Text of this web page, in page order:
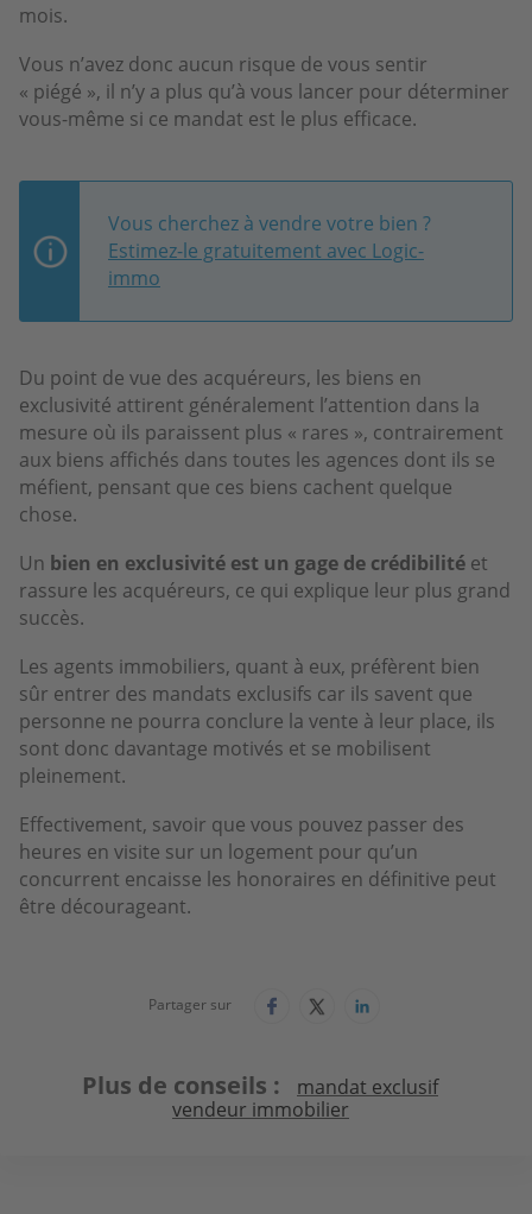
mois.
Vous n’avez donc aucun risque de vous sentir
« piégé », il n’y a plus qu’à vous lancer pour déterminer
vous-même si ce mandat est le plus efficace.
Vous cherchez à vendre votre bien ?
Estimez-le gratuitement avec Logic-
immo
Du point de vue des acquéreurs, les biens en
exclusivité attirent généralement l’attention dans la
mesure où ils paraissent plus « rares », contrairement
aux biens affichés dans toutes les agences dont ils se
méfient, pensant que ces biens cachent quelque
chose.
Un bien en exclusivité est un gage de crédibilité et
rassure les acquéreurs, ce qui explique leur plus grand
succès.
Les agents immobiliers, quant à eux, préfèrent bien
sûr entrer des mandats exclusifs car ils savent que
personne ne pourra conclure la vente à leur place, ils
sont donc davantage motivés et se mobilisent
pleinement.
Effectivement, savoir que vous pouvez passer des
heures en visite sur un logement pour qu’un
concurrent encaisse les honoraires en définitive peut
être décourageant.
Partager sur
Plus de conseils
mandat exclusif
vendeur immobilier